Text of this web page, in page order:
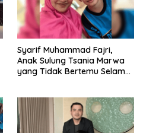
Syarif Muhammad Fajri,
Anak Sulung Tsania Marwa
yang Tidak Bertemu Selama